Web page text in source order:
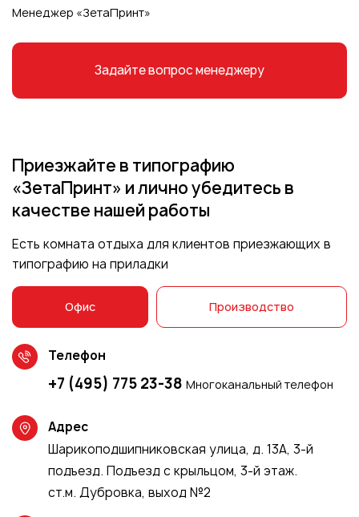
Менеджер «ЗетаПринт»
Задайте вопрос менеджеру
Приезжайте в типографию
«ЗетаПринт» и лично убедитесь в
качестве нашей работы
Есть комната отдыха для клиентов приезжающих в
типографию на приладки
Офис Производство
Телефон
+7 (495) 775 23-38 Многоканальный телефон
Адрес
Шарикоподшипниковская улица, д. 13А, 3-й
подъезд. Подъезд с крыльцом, 3-й этаж.
ст.м. Дубровка, выход №2